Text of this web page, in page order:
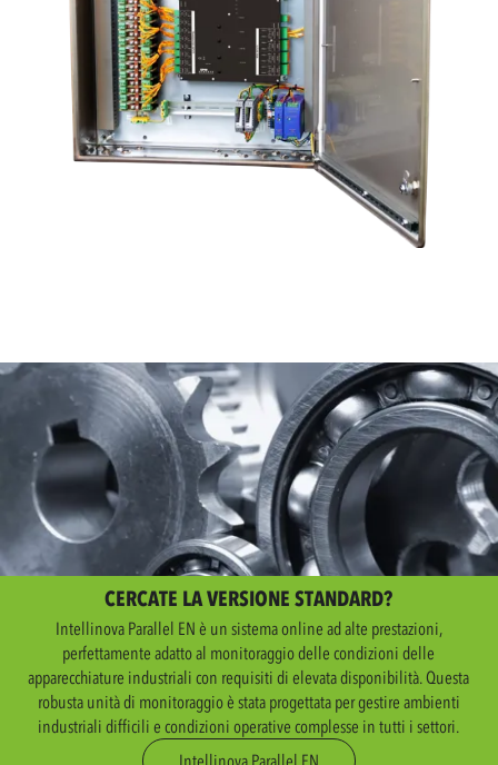
CERCATE LA VERSIONE STANDARD?
Intellinova Parallel EN è un sistema online ad alte prestazioni,
perfettamente adatto al monitoraggio delle condizioni delle
apparecchiature industriali con requisiti di elevata disponibilità. Questa
robusta unità di monitoraggio è stata progettata per gestire ambienti
industriali difficili e condizioni operative complesse in tutti i settori.
Intellinova Parallel EN